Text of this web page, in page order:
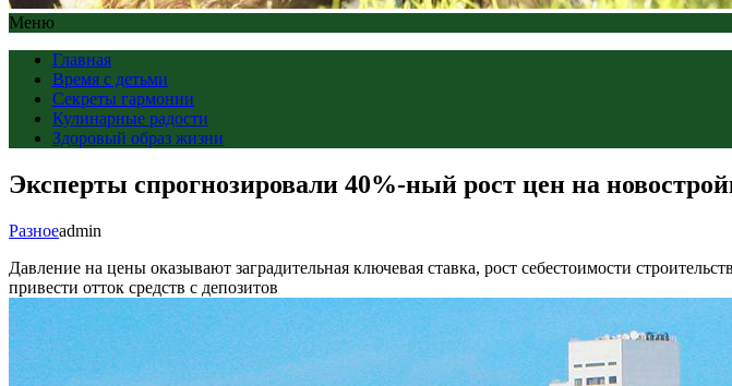
Меню
Главная
Время с детьми
Секреты гармонии
Кулинарные радости
Здоровый образ жизни
Эксперты спрогнозировали 40%-ный рост цен на
Разноеadmin
Давление на цены оказывают заградительная ключевая ставка, рост себестоимости
привести отток средств с депозитов